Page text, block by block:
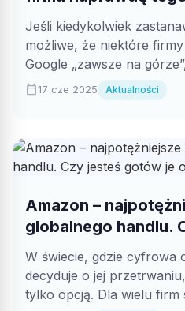
Jeśli kiedykolwiek
możliwe, że niektóre
Google „zawsze na
Google...
calendar_today17 cze 2025 Aktualności
Amazon –
globalnego handlu.
je otworzyć?
W świecie, gdzie cyfrowa
decyduje o jej
tylko opcją. Dla wielu firm